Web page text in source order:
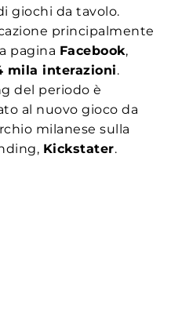
giochi da tavolo.
principalmente
pagina Facebook,
mila interazioni.
del periodo è
al nuovo gioco da
milanese sulla
Kickstater.